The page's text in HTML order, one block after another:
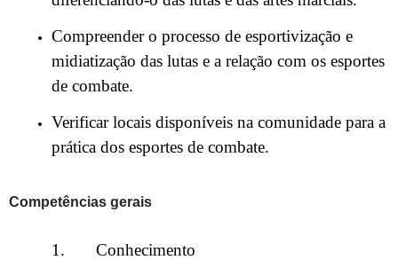
Compreender o processo de esportivização e
midiatização das lutas e a relação com os esportes
de combate.
Verificar locais disponíveis na comunidade para a
prática dos esportes de combate.
Competências gerais
1. Conhecimento